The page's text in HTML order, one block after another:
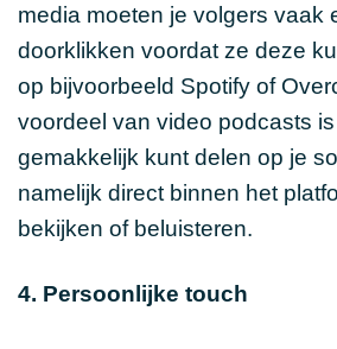
media moeten je volgers vaak
doorklikken voordat ze deze
op bijvoorbeeld Spotify of
voordeel van video podcasts
gemakkelijk kunt delen op je
namelijk direct binnen het
bekijken of beluisteren.
4. Persoonlijke touch